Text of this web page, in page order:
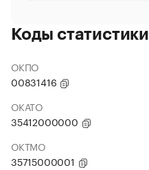
Коды статистики
ОКПО
00831416
ОКАТО
35412000000
ОКТМО
35715000001